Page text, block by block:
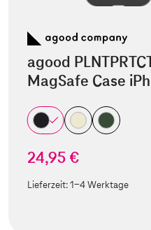
agood
MagSafe Case
24,95 €
Lieferzeit:1-4 Werktage